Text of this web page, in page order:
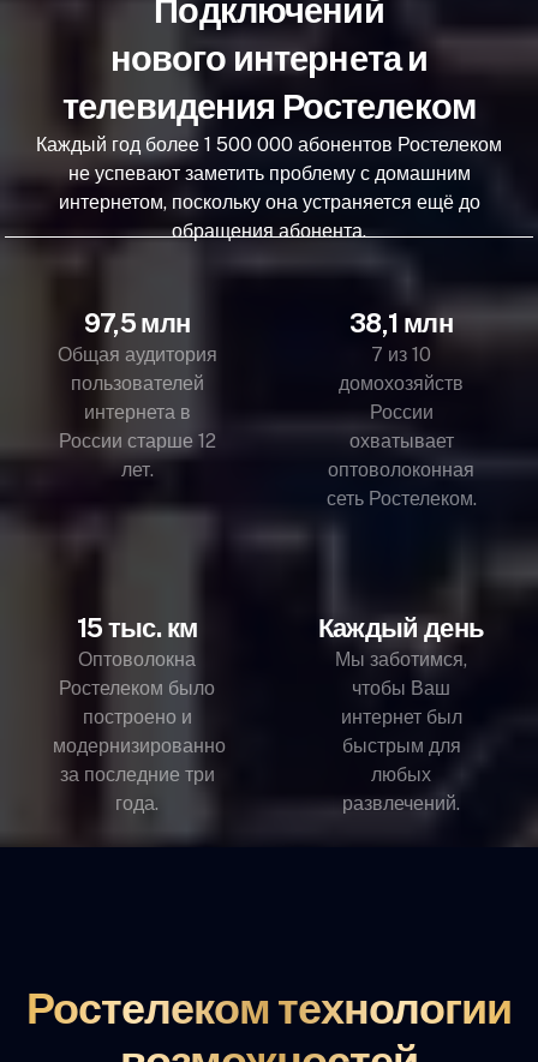
Подключений
нового интернета и
телевидения Ростелеком
Каждый год более 1 500 000 абонентов Ростелеком
не успевают заметить проблему с домашним
интернетом, поскольку она устраняется ещё до
обращения абонента.
97,5 млн
Общая аудитория
пользователей
интернета в
России старше 12
лет.
38,1 млн
7 из 10
домохозяйств
России
охватывает
оптоволоконная
сеть Ростелеком.
15 тыс. км
Оптоволокна
Ростелеком было
построено и
модернизированно
за последние три
года.
Каждый день
Мы заботимся,
чтобы Ваш
интернет был
быстрым для
любых
развлечений.
Ростелеком технологии